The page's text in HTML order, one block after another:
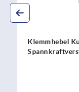
Klemmhebel